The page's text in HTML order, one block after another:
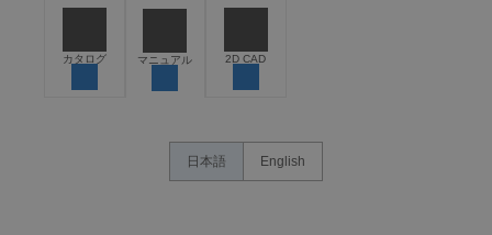
うな用途に使用される場合には、システム全体として
保できるよう設計されていること、および本製品が全
ン事例は参考用ですので、ご採用に際しては機器・装
置の機能や安全性をご確認のうえご使用ください。・
カタログ マニュアル 2D CAD
日本語 English